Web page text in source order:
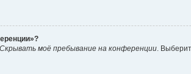
Скрывать моё пребывание на конференции .